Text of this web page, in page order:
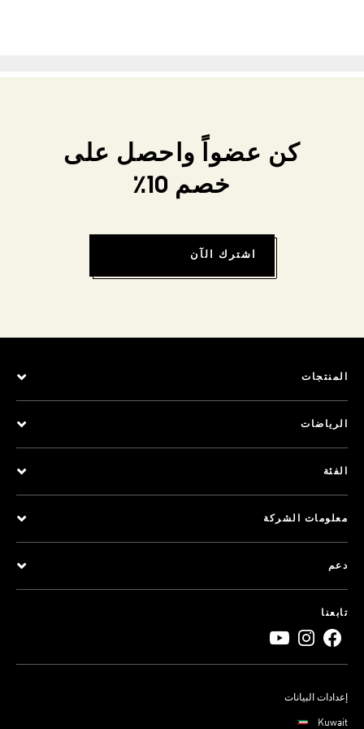
كن عضواً واحصل على
خصم 10٪
اشترك الآن
المنتجات
الرياضات
الفئة
معلومات الشركة
دعم
تابعنا
إعدادات البيانات
Kuwait